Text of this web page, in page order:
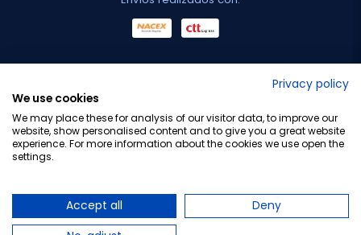
Privacy policy
We use cookies
We may place these for analysis of our visitor data, to improve our
website, show personalised content and to give you a great website
experience. For more information about the cookies we use open the
settings.
Accept all
Deny